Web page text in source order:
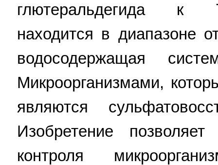
глютеральдегида к 7-
находится в диапазоне
водосодержащая
Микроорганизмами,
являются
Изобретение
контроля